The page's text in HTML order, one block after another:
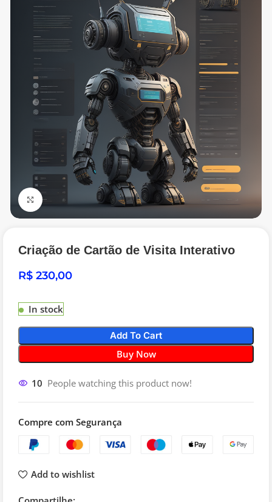
Click to enlarge
Criação de Cartão de Visita Interativo
R$
In stock
Add To Cart
Buy Now
10 People watching this product now!
Compre com Segurança
Add to wishlist